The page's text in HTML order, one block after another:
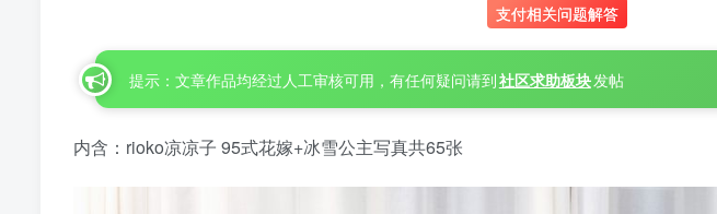
支付相关问题解答
提示：文章作品均经过人工审核可用，有任何疑问请到社区求助板块发帖
内含：rioko凉凉子 95式花嫁+冰雪公主写真共65张